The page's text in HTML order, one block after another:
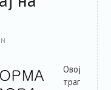
Овој
траг